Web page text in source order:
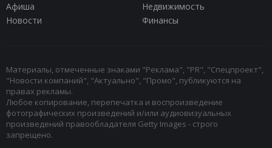
Афиша
Недвижимость
Новости
Финансы
Материалы, отмеченные знаками "Реклама", "PR", "Спецпроект",
"Новости компаний", "Актуально", "Промо", публикуются на
правах рекламы.
Любое копирование, перепечатка и воспроизведение
фотографических произведений и/или аудиовизуальных
произведений правообладателя Getty Images - строго
запрещено.